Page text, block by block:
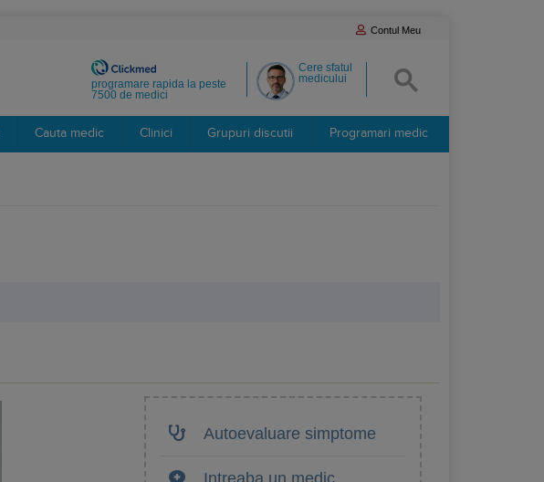
Contul Meu
Cere sfatul
medicului
programare rapida la peste
7500 de medici
Cauta medic Clinici Grupuri discutii Programari medic
Autoevaluare simptome
Intreaba un medic